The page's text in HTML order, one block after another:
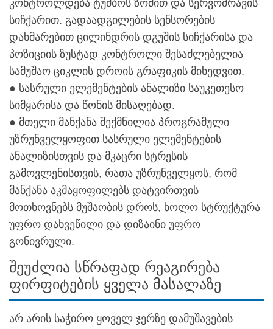
კონტროლდება ტუმბოს ზომით და სერვოძრავის
სიჩქარით. გადაადგილების სენსორების
დახმარებით ცილინდრის დგუშის სიჩქარისა და
პოზიციის ზუსტად კონტროლი შესაძლებელია
სამუშაო ციკლის დროის გრაფიკის მიხედვით.
● სასრული ელემენტების ანალიზი საუკეთესო
სიმყარისა და წონის მისაღებად.
● მთელი მანქანა შექმნილია პროგრამული
უზრუნველყოფით სასრული ელემენტების
ანალიზისთვის და მკაცრი სტრესის
გამოვლენისთვის, რათა უზრუნველყოს, რომ
მანქანა აკმაყოფილებს დატვირთვის
მოთხოვნებს მუშაობის დროს, ხოლო სტრუქტურა
უფრო დახვეწილი და დიზაინი უფრო
გონივრული.
შეუძლია სწრაფად რეაგირება
ფირფიტების ყველა მასალაზე
არ არის საჭირო ყოველ ჯერზე დამუშავების